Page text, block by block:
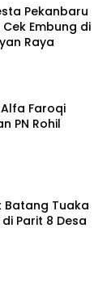
Pekanbaru
Embung di
Raya
Alfa Faroqi
PN Rohil
Batang Tuaka
Parit 8 Desa